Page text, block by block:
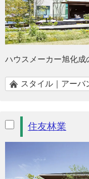
ハウスメーカー旭化成
スタイル｜アーバ
住友林業